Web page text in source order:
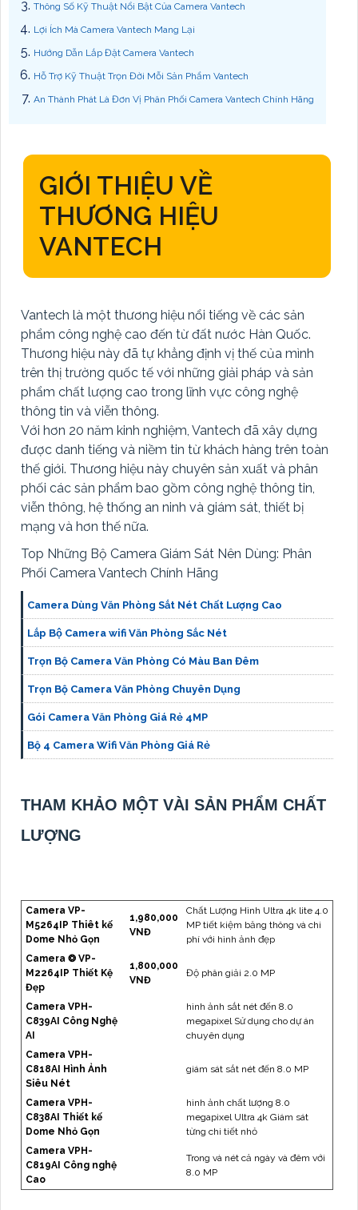
Thông Số Kỹ Thuật Nổi Bật Của Camera Vantech
Lợi Ích Mà Camera Vantech Mang Lại
Hướng Dẫn Lắp Đặt Camera Vantech
Hỗ Trợ Kỹ Thuật Trọn Đời Mỗi Sản Phẩm Vantech
An Thành Phát Là Đơn Vị Phân Phối Camera Vantech Chính Hãng
GIỚI THIỆU VỀ
THƯƠNG HIỆU
VANTECH
Vantech là một thương hiệu nổi tiếng về các sản
phẩm công nghệ cao đến từ đất nước Hàn Quốc.
Thương hiệu này đã tự khẳng định vị thế của mình
trên thị trường quốc tế với những giải pháp và sản
phẩm chất lượng cao trong lĩnh vực công nghệ
thông tin và viễn thông.
Với hơn 20 năm kinh nghiệm, Vantech đã xây dựng
được danh tiếng và niềm tin từ khách hàng trên toàn
thế giới. Thương hiệu này chuyên sản xuất và phân
phối các sản phẩm bao gồm công nghệ thông tin,
viễn thông, hệ thống an ninh và giám sát, thiết bị
mạng và hơn thế nữa.
Top Những Bộ Camera Giám Sát Nên Dùng: Phân
Phối Camera Vantech Chính Hãng
Camera Dùng Văn Phòng Sắt Nét Chất Lượng Cao
Lắp Bộ Camera wifi Văn Phòng Sắc Nét
Trọn Bộ Camera Văn Phòng Có Màu Ban Đêm
Trọn Bộ Camera Văn Phòng Chuyên Dụng
Gói Camera Văn Phòng Giá Rẻ 4MP
Bộ 4 Camera Wifi Văn Phòng Giá Rẻ
THAM KHẢO MỘT VÀI SẢN PHẨM CHẤT
LƯỢNG
Camera VP-
M5264IP Thiêt kế
Dome Nhỏ Gọn
1,980,000
VNĐ
Chất Lượng Hình Ultra 4k lite 4.0
MP tiết kiệm băng thông và chi
phí với hình ảnh đẹp
Camera ❂ VP-
M2264IP Thiết Kệ
Đẹp
1,800,000
VNĐ
Độ phân giải 2.0 MP
Camera VPH-
C839AI Công Nghệ
AI
hình ảnh sắt nét đến 8.0
megapixel Sử dụng cho dự án
chuyên dụng
Camera VPH-
C818AI Hình Ảnh
Siêu Nét
giám sát sắt nét đến 8.0 MP
Camera VPH-
C838AI Thiết kế
Dome Nhỏ Gọn
hình ảnh chất lượng 8.0
megapixel Ultra 4k Giám sát
từng chi tiết nhỏ
Camera VPH-
C819AI Công nghệ
Cao
Trong và nét cả ngày và đêm với
8.0 MP